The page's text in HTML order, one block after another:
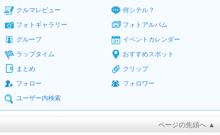
クルマレビュー
何シテル？
フォトギャラリー
フォトアルバム
グループ
イベントカレンダー
ラップタイム
おすすめスポット
まとめ
クリップ
フォロー
フォロワー
ユーザー内検索
ページの先頭へ ▲